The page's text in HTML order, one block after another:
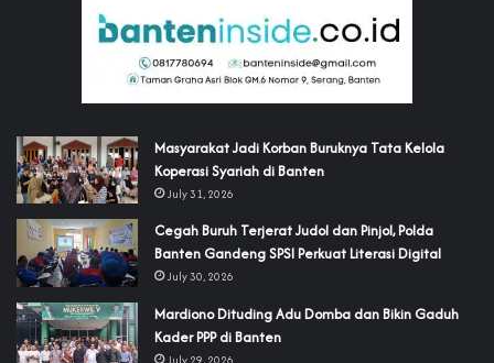
‎Masyarakat Jadi Korban Buruknya Tata Kelola
Koperasi Syariah di Banten
July 31, 2026
Cegah Buruh Terjerat Judol dan Pinjol, Polda
Banten Gandeng SPSI Perkuat Literasi Digital
July 30, 2026
‎Mardiono Dituding Adu Domba dan Bikin Gaduh
Kader PPP di Banten